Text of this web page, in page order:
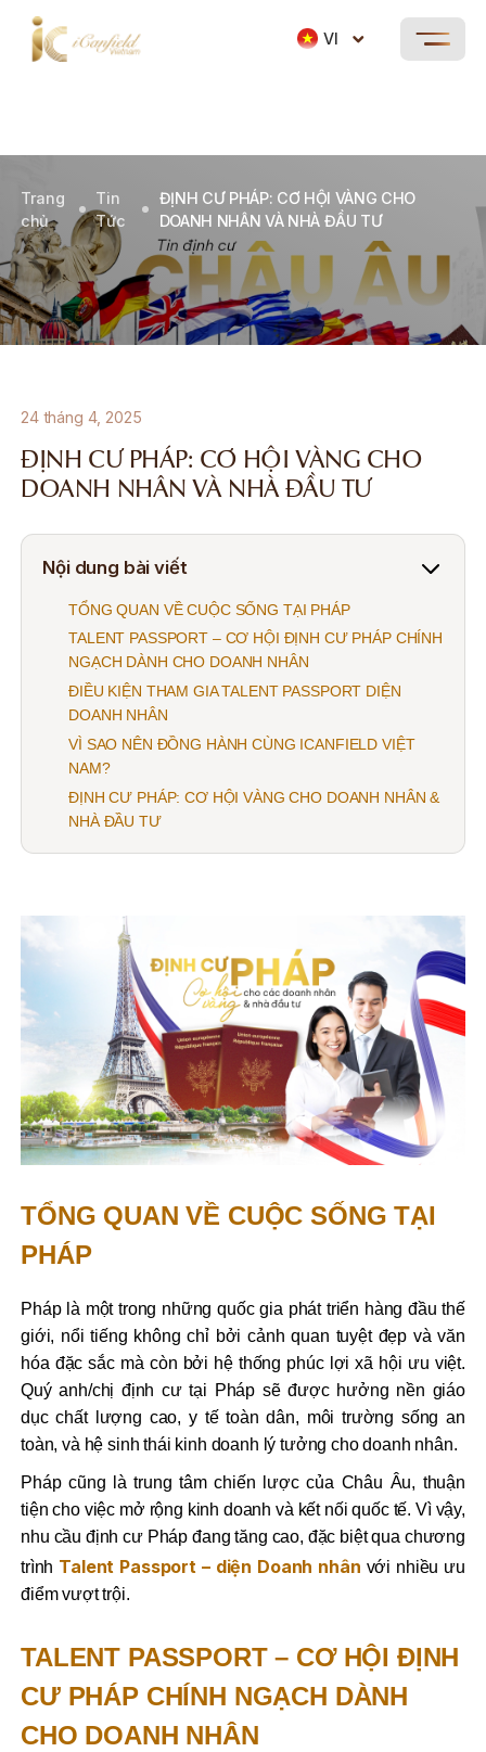
VI
Trang
chủ
Tin
Tức
ĐỊNH CƯ PHÁP: CƠ HỘI VÀNG CHO
DOANH NHÂN VÀ NHÀ ĐẦU TƯ
24 tháng 4, 2025
ĐỊNH CƯ PHÁP: CƠ HỘI VÀNG CHO
DOANH NHÂN VÀ NHÀ ĐẦU TƯ
Nội dung bài viết
TỔNG QUAN VỀ CUỘC SỐNG TẠI PHÁP
TALENT PASSPORT – CƠ HỘI ĐỊNH CƯ PHÁP CHÍNH
NGẠCH DÀNH CHO DOANH NHÂN
ĐIỀU KIỆN THAM GIA TALENT PASSPORT DIỆN
DOANH NHÂN
VÌ SAO NÊN ĐỒNG HÀNH CÙNG ICANFIELD VIỆT
NAM?
ĐỊNH CƯ PHÁP: CƠ HỘI VÀNG CHO DOANH NHÂN &
NHÀ ĐẦU TƯ
TỔNG QUAN VỀ CUỘC SỐNG TẠI
PHÁP
Pháp là một trong những quốc gia phát triển hàng đầu thế
giới, nổi tiếng không chỉ bởi cảnh quan tuyệt đẹp và văn
hóa đặc sắc mà còn bởi hệ thống phúc lợi xã hội ưu việt.
Quý anh/chị định cư tại Pháp sẽ được hưởng nền giáo
dục chất lượng cao, y tế toàn dân, môi trường sống an
toàn, và hệ sinh thái kinh doanh lý tưởng cho doanh nhân.
Pháp cũng là trung tâm chiến lược của Châu Âu, thuận
tiện cho việc mở rộng kinh doanh và kết nối quốc tế. Vì vậy,
nhu cầu định cư Pháp đang tăng cao, đặc biệt qua chương
trình Talent Passport – diện Doanh nhân với nhiều ưu
điểm vượt trội.
TALENT PASSPORT – CƠ HỘI ĐỊNH
CƯ PHÁP CHÍNH NGẠCH DÀNH
CHO DOANH NHÂN